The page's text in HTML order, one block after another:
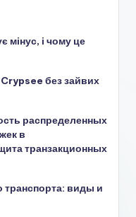
мінус, і чому це
без зайвих
распределенных
в
транзакционных
транспорта: виды и